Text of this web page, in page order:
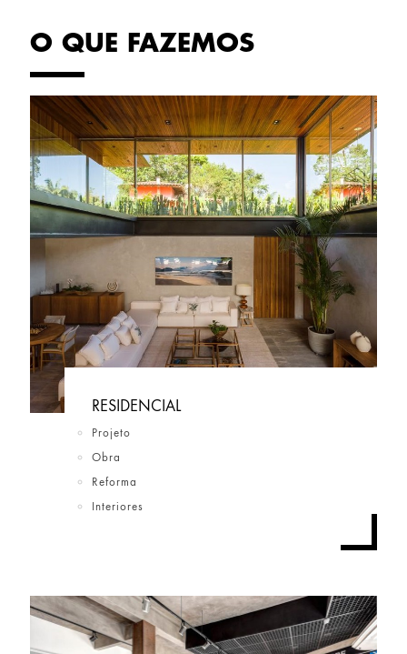
O QUE FAZEMOS
RESIDENCIAL
Projeto
Obra
Reforma
Interiores